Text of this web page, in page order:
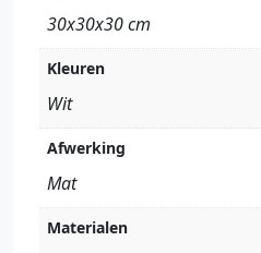
30x30x30 cm
Kleuren
Wit
Afwerking
Mat
Materialen